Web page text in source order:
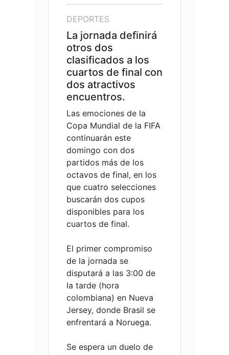
DEPORTES
La jornada definirá
otros dos
clasificados a los
cuartos de final con
dos atractivos
encuentros.
Las emociones de la
Copa Mundial de la FIFA
continuarán este
domingo con dos
partidos más de los
octavos de final, en los
que cuatro selecciones
buscarán dos cupos
disponibles para los
cuartos de final.
El primer compromiso
de la jornada se
disputará a las 3:00 de
la tarde (hora
colombiana) en Nueva
Jersey, donde Brasil se
enfrentará a Noruega.
Se espera un duelo de